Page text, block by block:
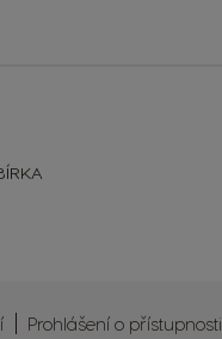
Prohlášení o přístupnosti